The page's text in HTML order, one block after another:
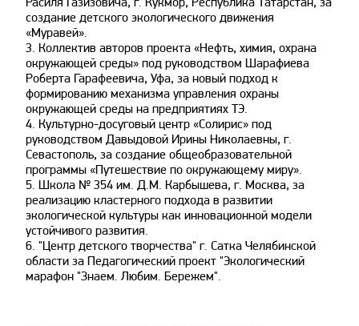
создание детского экологического движения
«Муравей».
3. Коллектив авторов проекта «Нефть, химия, охрана
окружающей среды» под руководством Шарафиева
Роберта Гарафеевича, Уфа, за новый подход к
формированию механизма управления охраны
окружающей среды на предприятиях ТЭ.
4. Культурно-досуговый центр «Солирис» под
руководством Давыдовой Ирины Николаевны, г.
Севастополь, за создание общеобразовательной
программы «Путешествие по окружающему миру».
5. Школа № 354 им. Д.М. Карбышева, г. Москва, за
реализацию кластерного подхода в развитии
экологической культуры как инновационной модели
устойчивого развития.
6. "Центр детского творчества" г. Сатка Челябинской
области за Педагогический проект "Экологический
марафон "Знаем. Любим. Бережем".